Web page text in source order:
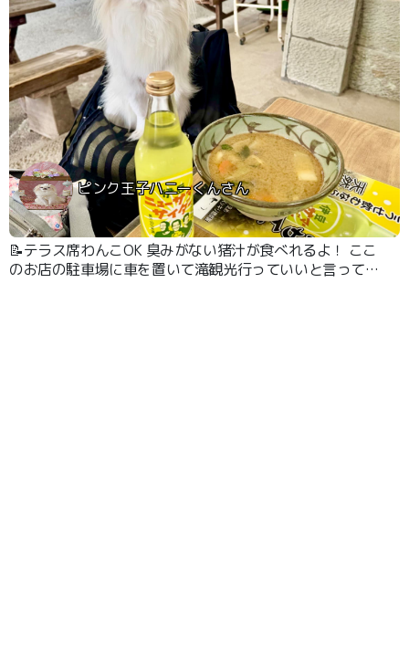
ピンク王子ハニーくんさん
📝テラス席わんこOK 臭みがない猪汁が食べれるよ！ ここ
のお店の駐車場に車を置いて滝観光行っていいと言っても